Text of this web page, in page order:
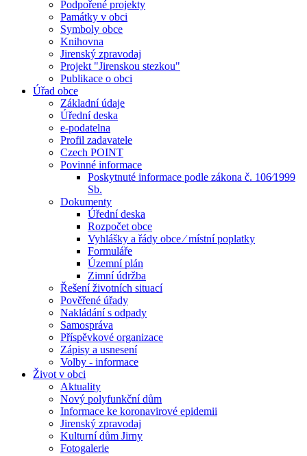
Podpořené projekty
Památky v obci
Symboly obce
Knihovna
Jirenský zpravodaj
Projekt "Jirenskou stezkou"
Publikace o obci
Úřad obce
Základní údaje
Úřední deska
e-podatelna
Profil zadavatele
Czech POINT
Povinné informace
Poskytnuté informace podle zákona č. 106⁄1999
Sb.
Dokumenty
Úřední deska
Rozpočet obce
Vyhlášky a řády obce ⁄ místní poplatky
Formuláře
Územní plán
Zimní údržba
Řešení životních situací
Pověřené úřady
Nakládání s odpady
Samospráva
Příspěvkové organizace
Zápisy a usnesení
Volby - informace
Život v obci
Aktuality
Nový polyfunkční dům
Informace ke koronavirové epidemii
Jirenský zpravodaj
Kulturní dům Jirny
Fotogalerie